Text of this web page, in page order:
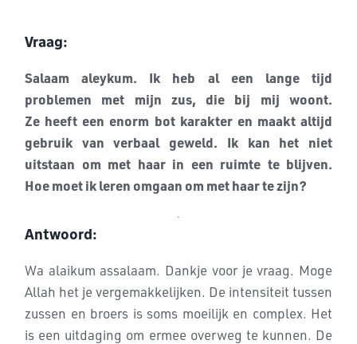
Vraag:
Salaam aleykum. Ik heb al een lange tijd
problemen met mijn zus, die bij mij woont.
Ze heeft een enorm bot karakter en maakt altijd
gebruik van verbaal geweld. Ik kan het niet
uitstaan om met haar in een ruimte te blijven.
Hoe moet ik leren omgaan om met haar te zijn?
Antwoord:
Wa alaikum assalaam. Dankje voor je vraag. Moge
Allah het je vergemakkelijken. De intensiteit tussen
zussen en broers is soms moeilijk en complex. Het
is een uitdaging om ermee overweg te kunnen. De